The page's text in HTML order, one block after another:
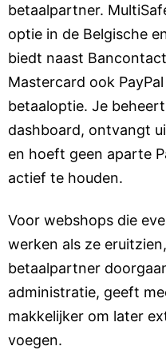
betaalpartner.
optie in de Belgische
biedt naast
Mastercard ook
betaaloptie. Je
dashboard, ontvangt
en hoeft geen aparte
actief te houden.
Voor webshops die
werken als ze
betaalpartner
administratie, geeft
makkelijker om later
voegen.